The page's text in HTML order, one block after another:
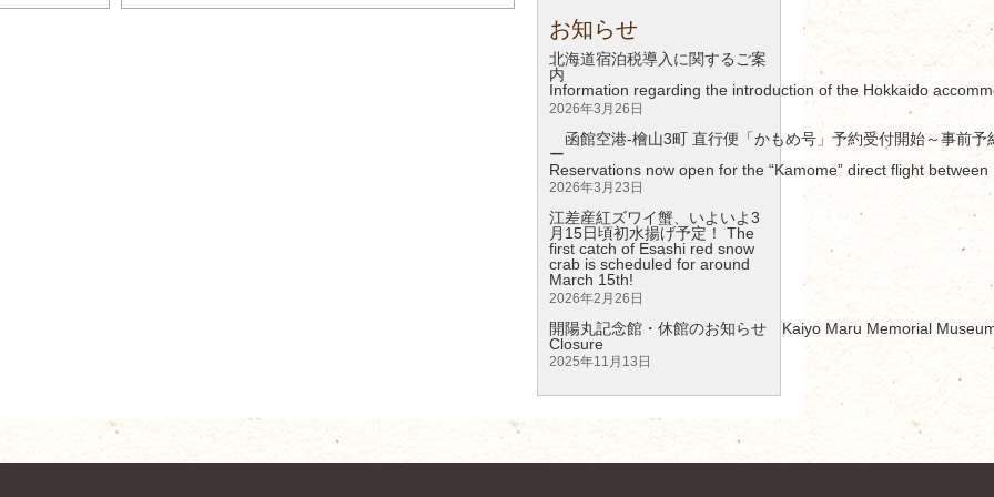
お知らせ
北海道宿泊税導入に関するご案
Information regarding the introduction of the Hokkaido
2026年3月26日
函館空港-檜山3町 直行便「かもめ号」予約受付開始～事前予
Reservations now open for the “Kamome” direct flight
2026年3月23日
江差産紅ズワイ蟹、いよいよ3
月15日頃初水揚げ予定！ The
first catch of Esashi red snow
crab is scheduled for around
March 15th!
2026年2月26日
開陽丸記念館・休館のお知らせ Kaiyo Maru Memorial
2025年11月13日